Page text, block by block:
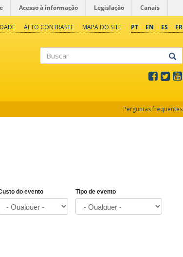
Acesso à informação Legislação Canais
PT EN ES FR
ALTO CONTRASTE MAPA DO SITE
Perguntas frequentes
do evento Tipo de evento